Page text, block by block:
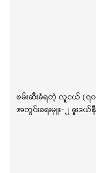
ဖမ်းဆီးခံရတဲ့ လူငယ် (၇၀
အတွင်းရေးမှူး-၂ ခူးဒ